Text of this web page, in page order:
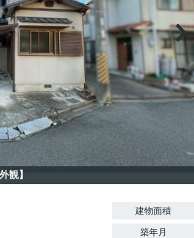
外観】
建物面積
築年月